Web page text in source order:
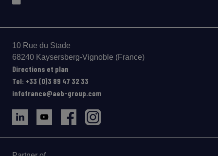
10 Rue du Stade
68240 Kaysersberg-Vignoble (France)
Directions et plan
Tel: +33 (0)3 89 47 32 33
infofrance@aeb-group.com